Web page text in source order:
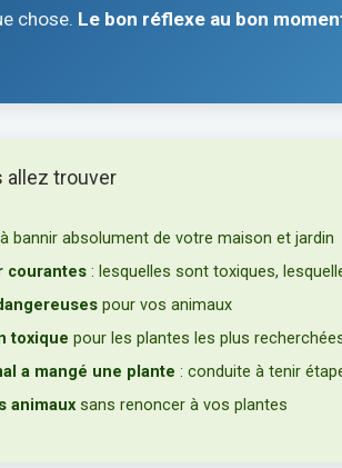
chose. Le bon réflexe au bon
allez trouver
à bannir absolument de votre maison et jardin
courantes : lesquelles sont toxiques,
pour vos animaux
toxique pour les plantes les plus
a mangé une plante : conduite à tenir
animaux sans renoncer à vos plantes